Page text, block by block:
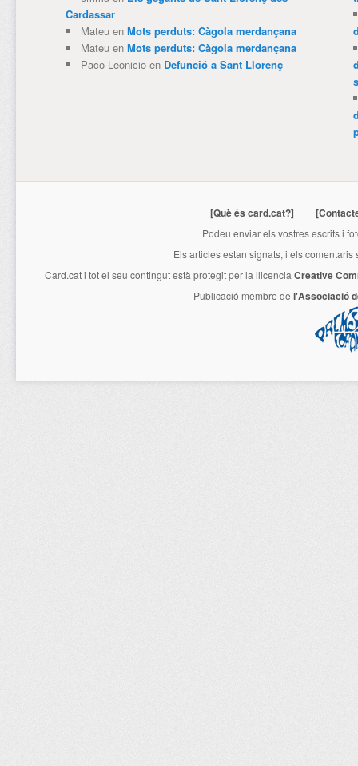
Cardassar
Mateuen Mots perduts: Càgola merdançana
Mateuen Mots perduts: Càgola merdançana
Paco Leonicioen Defunció a Sant Llorenç
[Què és card.cat?]
Podeu enviar els vostres escrits i
Els articles estan signats, i els
Card.cati tot el seu contingut està protegit per la llicencia Creative
Publicació membre de l'Associació